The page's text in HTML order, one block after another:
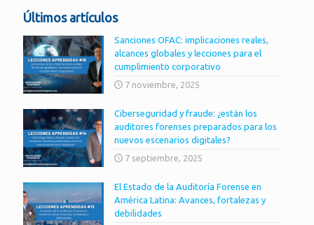
Últimos artículos
Sanciones OFAC: implicaciones reales,
alcances globales y lecciones para el
cumplimiento corporativo
7 noviembre, 2025
Ciberseguridad y fraude: ¿están los
auditores forenses preparados para los
nuevos escenarios digitales?
7 septiembre, 2025
El Estado de la Auditoría Forense en
América Latina: Avances, fortalezas y
debilidades